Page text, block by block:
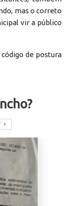
mas o correto
vir a público
de postura